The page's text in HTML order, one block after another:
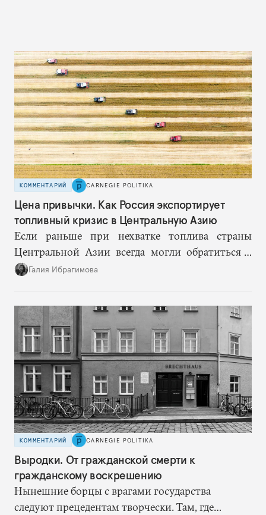
КОММЕНТАРИЙ CARNEGIE POLITIKA
Цена привычки. Как Россия экспортирует
топливный кризис в Центральную Азию
Если раньше при нехватке топлива страны
Центральной Азии всегда могли обратиться к
Москве за дополнительными объемами, то
Галия Ибрагимова
КОММЕНТАРИЙ CARNEGIE POLITIKA
Выродки. От гражданской смерти к
гражданскому воскрешению
Нынешние борцы с врагами государства
следуют прецедентам творчески. Там, где